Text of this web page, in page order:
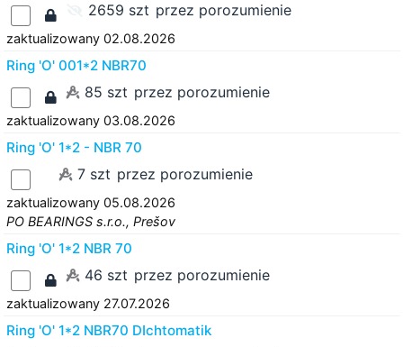
2659 szt przez porozumienie
zaktualizowany 02.08.2026
Ring 'O' 001*2 NBR70
85 szt przez porozumienie
zaktualizowany 03.08.2026
Ring 'O' 1*2 - NBR 70
7 szt przez porozumienie
zaktualizowany 05.08.2026
PO BEARINGS s.r.o., Prešov
Ring 'O' 1*2 NBR 70
46 szt przez porozumienie
zaktualizowany 27.07.2026
Ring 'O' 1*2 NBR70 DIchtomatik